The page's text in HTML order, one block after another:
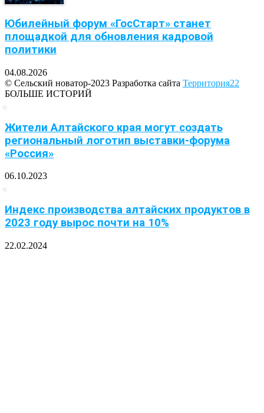
Юбилейный форум «ГосСтарт» станет
площадкой для обновления кадровой
политики
04.08.2026
© Сельский новатор-2023 Разработка сайта Территория22
БОЛЬШЕ ИСТОРИЙ
Жители Алтайского края могут создать
региональный логотип выставки-форума
«Россия»
06.10.2023
Индекс производства алтайских продуктов в
2023 году вырос почти на 10%
22.02.2024